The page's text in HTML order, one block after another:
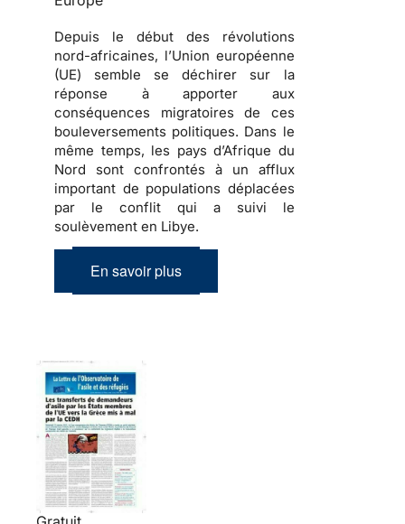
Depuis le début des révolutions
nord-africaines, l’Union européenne
(UE) semble se déchirer sur la
réponse à apporter aux
conséquences migratoires de ces
bouleversements politiques. Dans le
même temps, les pays d’Afrique du
Nord sont confrontés à un afflux
important de populations déplacées
par le conflit qui a suivi le
soulèvement en Libye.
En savoir plus